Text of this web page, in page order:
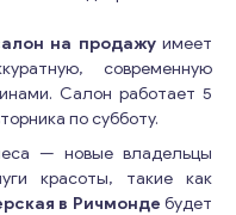
на продажуимеет
современную
Салон работает 5
по субботу.
— новые владельцы
красоты, такие как
в Ричмонде будет